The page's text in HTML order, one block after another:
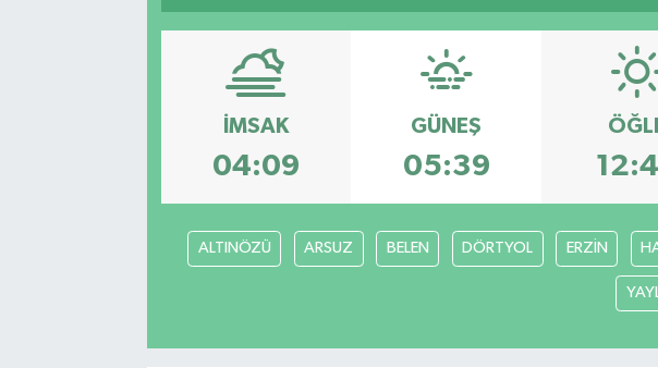
İMSAK
04:09
GÜNEŞ
05:39
ALTINÖZÜ ARSUZ BELEN DÖRTYOL ERZİN